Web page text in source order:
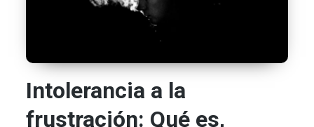
Intolerancia a la
frustración: Qué es,